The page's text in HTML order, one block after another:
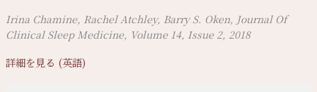
Irina Chamine, Rachel Atchley, Barry S. Oken, Journal Of
Clinical Sleep Medicine, Volume 14, Issue 2, 2018
詳細を見る (英語)